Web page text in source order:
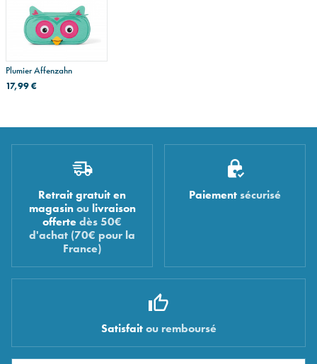
Plumier Affenzahn
17,99 €
Retrait gratuit en
magasinou livraison
offerte dès 50€
d'achat (70€ pour la
France)
Paiement sécurisé
Satisfaitou remboursé